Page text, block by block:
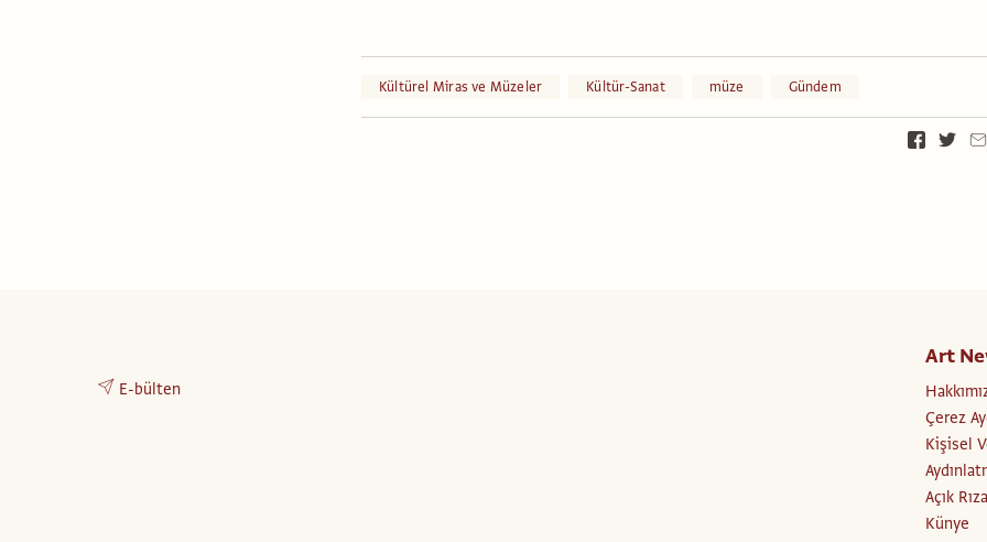
Kültürel Miras ve Müzeler Kültür-Sanat müze Gündem
E-bülten
Art
Çerez
Kişisel
Açık
Künye